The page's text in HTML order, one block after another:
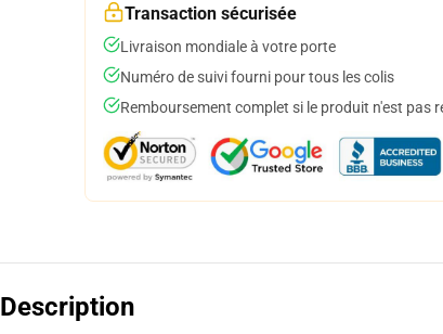
Transaction sécurisée
Livraison mondiale à votre porte
Numéro de suivi fourni pour tous les colis
Remboursement complet si le produit n'est pas
Description